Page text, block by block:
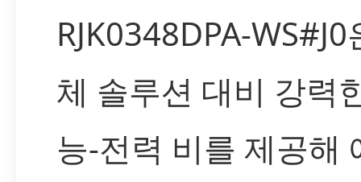
RJK0348DPA-
체 솔루션 대비 강력
능-전력 비를 제공해